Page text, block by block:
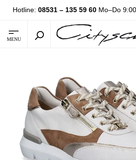
Hotline: 08531 – 135 59 60 Mo–Do
MENU